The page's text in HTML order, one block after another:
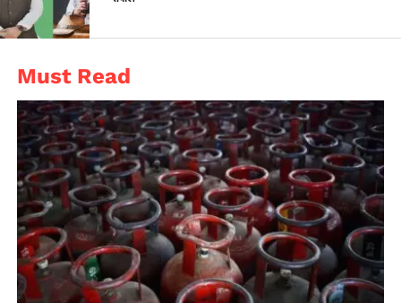
Must Read